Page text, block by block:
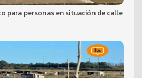
para personas en situación de calle